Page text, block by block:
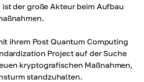
der große Akteur beim Aufbau
ihrem Post Quantum Computing
Project auf der Suche
kryptografischen Maßnahmen,
standzuhalten.